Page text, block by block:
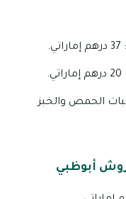
الحمص والخبز
أبوظبي